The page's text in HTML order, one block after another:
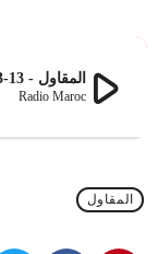
play_arrowالمقاول - 13-03-2025
Radio Maroc
المقاول